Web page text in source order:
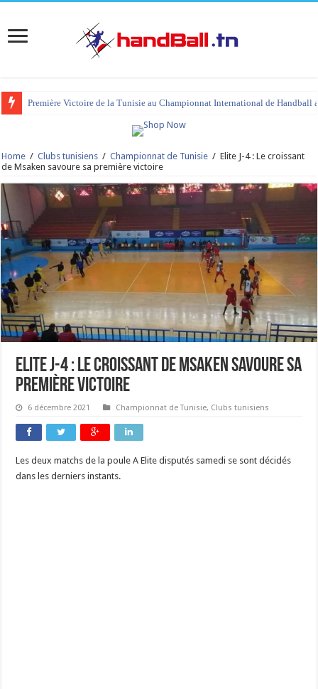
Première Victoire de la Tunisie au Championnat International de Handball
Home / Clubs tunisiens / Championnat de Tunisie / Elite J-4 : Le croissant
de Msaken savoure sa première victoire
Elite J-4 : Le croissant de Msaken savoure sa
première victoire
6 décembre 2021 Championnat de Tunisie, Clubs tunisiens
Les deux matchs de la poule A Elite disputés samedi se sont décidés
dans les derniers instants.